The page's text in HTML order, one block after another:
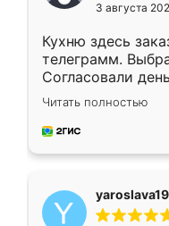
3 августа
Кухню здесь
телеграмм.
Согласовали
недели кухня
довольны
мебель за
Читать полностью